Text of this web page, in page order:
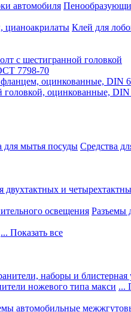
автомобиля
цианоакрилаты Клей для
с шестигранной головкой
7798-70
оцинкованные, DIN
головкой, оцинкованные,
для мытья посуды Средства
двухтактных и
освещения Разъемы
... Показать все
наборы и блистерная
ножевого типа макси ...
автомобильные